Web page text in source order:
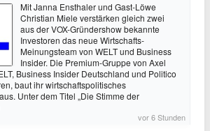
Mit Janna Ensthaler und Gast-Löwe
Christian Miele verstärken gleich zwei
aus der VOX-Gründershow bekannte
Investoren das neue Wirtschafts-
Meinungsteam von WELT und Business
Insider. Die Premium-Gruppe von Axel
Business Insider Deutschland und Politico
baut ihr wirtschaftspolitisches
Unter dem Titel „Die Stimme der
vor 6 Stunden